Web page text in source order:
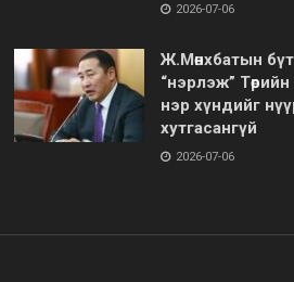
2026-07-06
Ж.Мөнхбатын
“нэрлэж”
нэр хүндийг
хутгасангүй
2026-07-06